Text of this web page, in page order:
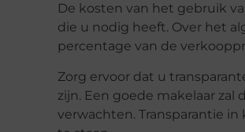
De kosten van het gebruik
die u nodig heeft. Over het
percentage van de
Zorg ervoor dat u
zijn. Een goede makelaar
verwachten. Transparantie